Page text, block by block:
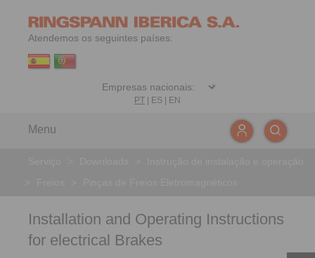
Atendemos os seguintes países:
PT| ES EN
Menu
Installation and Operating Instructions
for electrical Brakes